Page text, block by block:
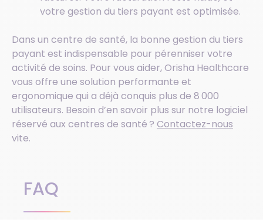
votre gestion du tiers payant est optimisée.
Dans un centre de santé, la bonne gestion du tiers
payant est indispensable pour pérenniser votre
activité de soins. Pour vous aider, Orisha Healthcare
vous offre une solution performante et
ergonomique qui a déjà conquis plus de 8 000
utilisateurs. Besoin d’en savoir plus sur notre logiciel
réservé aux centres de santé ? Contactez-nous
vite.
FAQ